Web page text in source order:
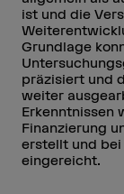
ist und die
Grundlage
präzisiert und
weiter
Erkenntnissen
Finanzierung
erstellt und
eingereicht.